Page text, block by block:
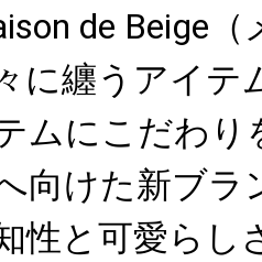
de Beige
に纏うアイテ
ムにこだわ
向けた新ブラ
性と可愛らし